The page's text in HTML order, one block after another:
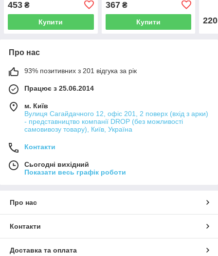
453 ₴
Купити
367₴
Купити 220
Про нас
93% позитивних з 201 відгука за рік
Працює з 25.06.2014
м. Київ
Вулиця Сагайдачного 12, офіс 201, 2 поверх (вхід з арки)
- представництво компанії DROP (без можливості
самовивозу товару), Київ, Україна
Контакти
Сьогодні вихідний
Показати весь графік роботи
Про нас
Контакти
Доставка та оплата